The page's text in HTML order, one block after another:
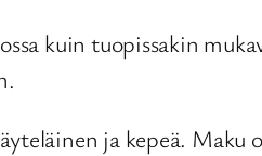
kuin tuopissakin
ja kepeä. Maku